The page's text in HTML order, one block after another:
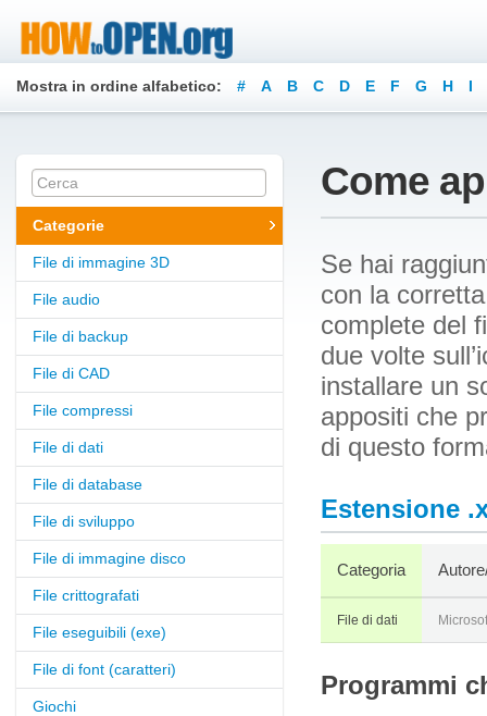
Mostra in ordine alfabetico: # A B C D E F G H I
Categorie
File di immagine 3D
File audio
File di backup
File di CAD
File compressi
File di dati
File di database
File di sviluppo
File di immagine disco
File crittografati
File eseguibili (exe)
File di font (caratteri)
Giochi
Come
Se hai
con la
complete del
due volte
installare un
appositi che
di questo
Estensione
Categoria
File di dati
Programmi